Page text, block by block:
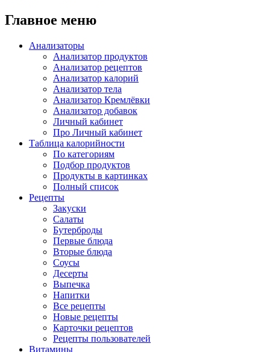
Главное меню
Анализаторы
Анализатор продуктов
Анализатор рецептов
Анализатор калорий
Анализатор тела
Анализатор Кремлёвки
Анализатор добавок
Личный кабинет
Про Личный кабинет
Таблица калорийности
По категориям
Подбор продуктов
Продукты в картинках
Полный список
Рецепты
Закуски
Салаты
Бутерброды
Первые блюда
Вторые блюда
Соусы
Десерты
Выпечка
Напитки
Все рецепты
Новые рецепты
Карточки рецептов
Рецепты пользователей
Витамины